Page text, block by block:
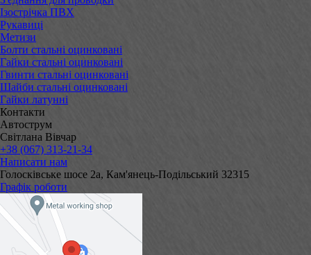
Ізострічка ПВХ
Рукавиці
Метизи
Болти стальні оцинковані
Гайки стальні оцинковані
Гвинти стальні оцинковані
Шайби стальні оцинковані
Гайки латунні
Контакти
Автострум
Світлана Вівчар
+38 (067) 313-21-34
Написати нам
Голосківське шосе 2а, Кам'янець-Подільський 32315
Графік роботи